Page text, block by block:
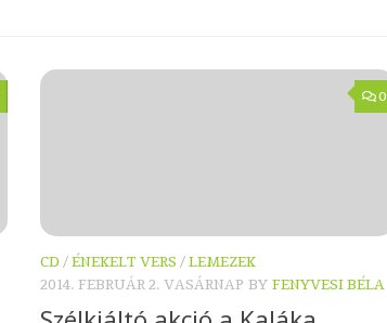
0
CD /ÉNEKELT VERS /LEMEZEK
2014. FEBRUÁR 2. VASÁRNAP BY FENYVESI BÉLA